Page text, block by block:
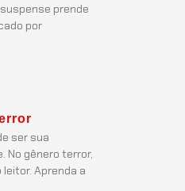
prende
por
ser sua
gênero terror,
Aprenda a